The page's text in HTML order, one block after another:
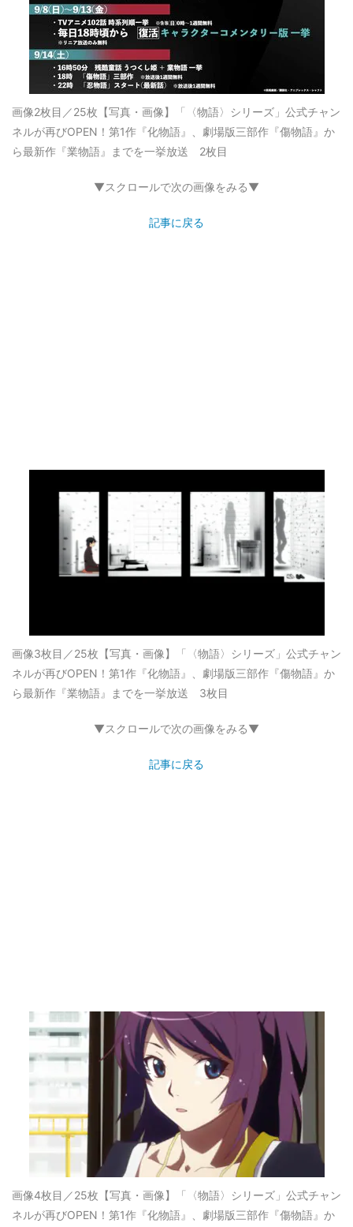
画像2枚目／25枚 【写真・画像】「〈物語〉シリーズ」公式チャン
ネルが再びOPEN！第1作『化物語』、劇場版三部作『傷物語』か
ら最新作『業物語』までを一挙放送 2枚目
▼スクロールで次の画像をみる▼
記事に戻る
画像3枚目／25枚 【写真・画像】「〈物語〉シリーズ」公式チャン
ネルが再びOPEN！第1作『化物語』、劇場版三部作『傷物語』か
ら最新作『業物語』までを一挙放送 3枚目
▼スクロールで次の画像をみる▼
記事に戻る
画像4枚目／25枚 【写真・画像】「〈物語〉シリーズ」公式チャン
ネルが再びOPEN！第1作『化物語』、劇場版三部作『傷物語』か